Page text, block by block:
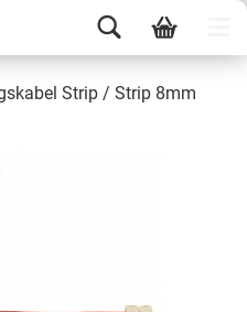
Strip / Strip 8mm